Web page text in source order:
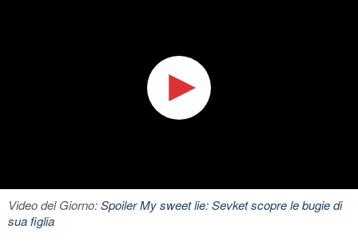
Video del Giorno:Spoiler My sweet lie: Sevket scopre le bugie di
sua figlia